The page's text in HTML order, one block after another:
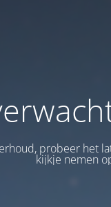
probeer het
kijkje nemen